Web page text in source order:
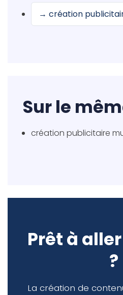
→ création
Sur le
création publicitaire
Prêt à
?
La création de